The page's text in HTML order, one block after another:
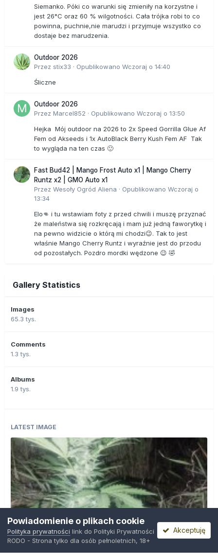
Siemanko. Póki co warunki się zmieniły na korzystne i
jest 26°C oraz 60 % wilgotności. Cała trójka robi to co
powinna, puchnie,nie marudzi i przyjmuje wszystko co
dostaje bez marudzenia.
Outdoor 2026
Przez stix33 · Opublikowano Wczoraj o 14:40
Śliczne
Outdoor 2026
Przez Marcel852 · Opublikowano Wczoraj o 13:50
Hejka Mój outdoor na 2026 to 2x Speed Gorrilla Glue Af
Fem od Akseeds i 1x AutoBlack Berry Kush Fem AF Tak
to wygląda na ten czas 🙂
Fast Bud42 | Mango Frost Auto x1 | Mango Cherry
Runtz x2 | GMO Auto x1
Przez Wesoły Ogród Aliena · Opublikowano Wczoraj o
13:34
Elo👊 i tu wstawiam foty z przed chwili i muszę przyznać
że maleństwa się rozkręcają i mam już jedną faworytkę i
na pewno widzicie o którą mi chodzi😉. Tak to jest
właśnie Mango Cherry Runtz i wyraźnie jest do przodu
od pozostałych. Pozdro mordki wędzone 😉 🤣
Gallery Statistics
Images
65.3 tys.
Comments
1.3 tys.
Albums
1.9 tys.
LATEST IMAGE
Powiadomienie o plikach cookie
Polityka prywatności link do Polityki Prywatności
RODO - Strona tylko dla osób pełnoletnich, 18+
Akceptuję